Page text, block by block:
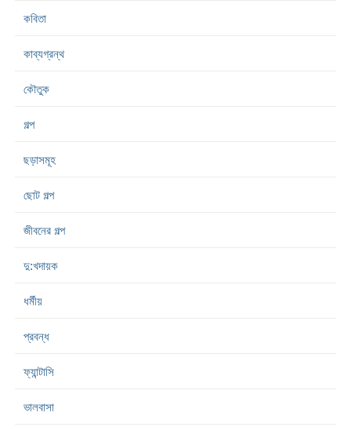
কবিতা
কাব্যগ্রন্থ
কৌতুক
গল্প
ছড়াসমূহ
ছোট গল্প
জীবনের গল্প
দু:খদায়ক
ধর্মীয়
প্রবন্ধ
ফ্যান্টাসি
ভালবাসা